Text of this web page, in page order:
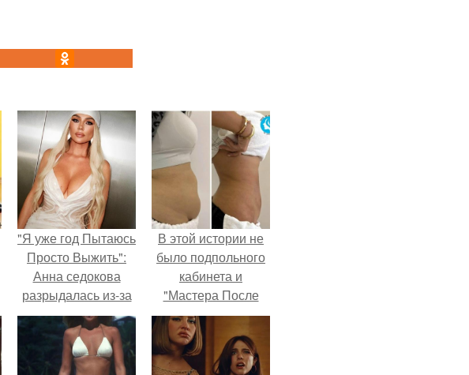
"Я уже год Пытаюсь
Просто Выжить":
Анна седокова
разрыдалась из-за
жесткой травли и
проклятий в сети.
В этой истории не
было подпольного
кабинета и
"Мастера После
Двухнедельных
Курсов".